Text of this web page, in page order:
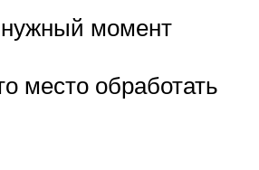
нужный момент
место обработать